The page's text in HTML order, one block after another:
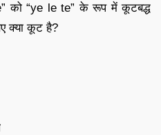
को “ye le te” के रूप में कूटबद्ध
क्या कूट है?